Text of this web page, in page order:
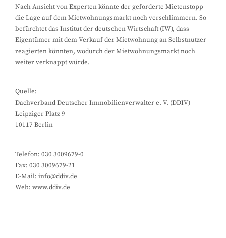
Nach Ansicht von Experten könnte der geforderte Mietenstopp
die Lage auf dem Mietwohnungsmarkt noch verschlimmern. So
befürchtet das Institut der deutschen Wirtschaft (IW), dass
Eigentümer mit dem Verkauf der Mietwohnung an Selbstnutzer
reagierten könnten, wodurch der Mietwohnungsmarkt noch
weiter verknappt würde.
Quelle:
Dachverband Deutscher Immobilienverwalter e. V. (DDIV)
Leipziger Platz 9
10117 Berlin
Telefon: 030 3009679-0
Fax: 030 3009679-21
E-Mail: info@ddiv.de
Web: www.ddiv.de